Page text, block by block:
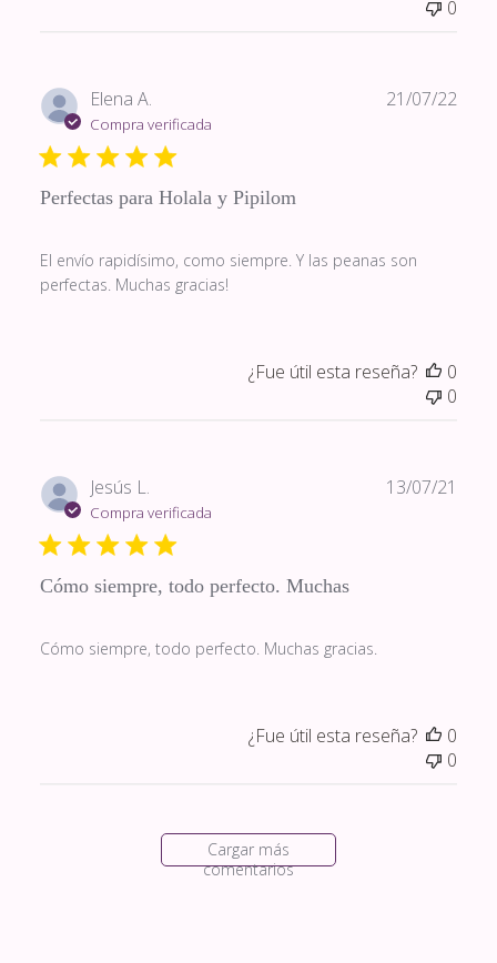
0
Elena A.
Compra verificada
Perfectas para Holala y Pipilom
El envío rapidísimo, como siempre. Y las peanas son
perfectas. Muchas gracias!
21/07/22
¿Fue útil esta reseña?
0
0
Jesús L.
Compra verificada
Cómo siempre, todo perfecto. Muchas
Cómo siempre, todo perfecto. Muchas gracias.
13/07/21
¿Fue útil esta reseña?
0
0
Cargar más
comentarios